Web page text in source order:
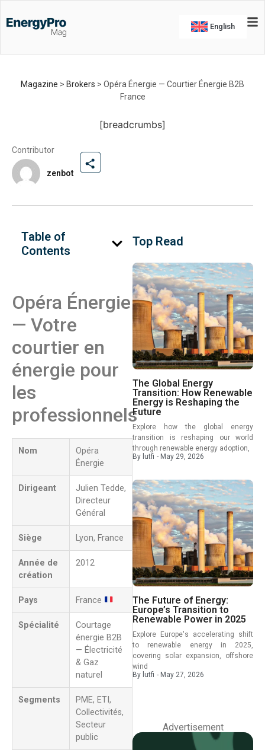
English
Magazine > Brokers > Opéra Énergie — Courtier Énergie B2B
France
[breadcrumbs]
Opéra Énergie — Courtier
Énergie B2B France
professionnels
Contributor
zenbot
Table of
Contents
Opéra Énergie
— Votre
courtier en
énergie pour
les
professionnels
Nom
Opéra
Énergie
Dirigeant
Julien Tedde,
Directeur
Général
Siège Lyon, France
Année de
création
2012
Pays France
Spécialité
Courtage
énergie B2B
— Électricité
& Gaz
naturel
Segments
PME, ETI,
Collectivités,
Secteur
public
Top Read
The Global Energy
Transition: How Renewable
Energy is Reshaping the
Future
Explore how the global energy
transition is reshaping our world
through renewable energy adoption,
By lutfi - May 29, 2026
The Future of Energy:
Europe’s Transition to
Renewable Power in 2025
Explore Europe's accelerating shift
to renewable energy in 2025,
covering solar expansion, offshore
wind
By lutfi - May 27, 2026
Advertisement